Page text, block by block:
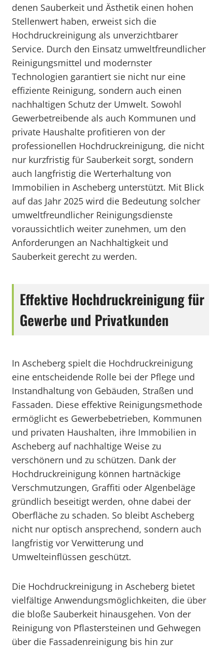
denen Sauberkeit und Ästhetik einen hohen
Stellenwert haben, erweist sich die
Hochdruckreinigung als unverzichtbarer
Service. Durch den Einsatz umweltfreundlicher
Reinigungsmittel und modernster
Technologien garantiert sie nicht nur eine
effiziente Reinigung, sondern auch einen
nachhaltigen Schutz der Umwelt. Sowohl
Gewerbetreibende als auch Kommunen und
private Haushalte profitieren von der
professionellen Hochdruckreinigung, die nicht
nur kurzfristig für Sauberkeit sorgt, sondern
auch langfristig die Werterhaltung von
Immobilien in Ascheberg unterstützt. Mit Blick
auf das Jahr 2025 wird die Bedeutung solcher
umweltfreundlicher Reinigungsdienste
voraussichtlich weiter zunehmen, um den
Anforderungen an Nachhaltigkeit und
Sauberkeit gerecht zu werden.
Effektive Hochdruckreinigung für
Gewerbe und Privatkunden
In Ascheberg spielt die Hochdruckreinigung
eine entscheidende Rolle bei der Pflege und
Instandhaltung von Gebäuden, Straßen und
Fassaden. Diese effektive Reinigungsmethode
ermöglicht es Gewerbebetrieben, Kommunen
und privaten Haushalten, ihre Immobilien in
Ascheberg auf nachhaltige Weise zu
verschönern und zu schützen. Dank der
Hochdruckreinigung können hartnäckige
Verschmutzungen, Graffiti oder Algenbeläge
gründlich beseitigt werden, ohne dabei der
Oberfläche zu schaden. So bleibt Ascheberg
nicht nur optisch ansprechend, sondern auch
langfristig vor Verwitterung und
Umwelteinflüssen geschützt.
Die Hochdruckreinigung in Ascheberg bietet
vielfältige Anwendungsmöglichkeiten, die über
die bloße Sauberkeit hinausgehen. Von der
Reinigung von Pflastersteinen und Gehwegen
über die Fassadenreinigung bis hin zur